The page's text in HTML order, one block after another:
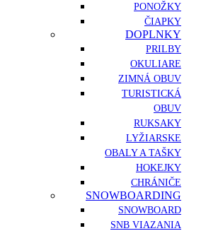
PONOŽKY
ČIAPKY
DOPLNKY
PRILBY
OKULIARE
ZIMNÁ OBUV
TURISTICKÁ
OBUV
RUKSAKY
LYŽIARSKE
OBALY A TAŠKY
HOKEJKY
CHRÁNIČE
SNOWBOARDING
SNOWBOARD
SNB VIAZANIA